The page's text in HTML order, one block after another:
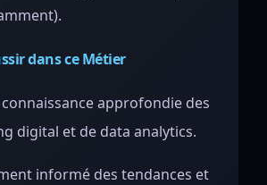
dans ce Métier
approfondie des
digital et de data analytics.
informé des tendances et